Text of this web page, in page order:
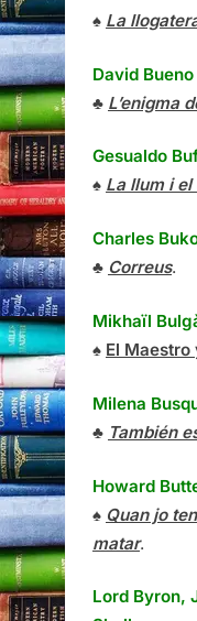
♠ La
David Bueno
♣ L’enigma
Gesualdo
♠ La llum i el
Charles
♣ Correus.
Mikhaïl
♠ El
Milena
♣ También
Howard
♠ Quan jo
matar.
Lord Byron,